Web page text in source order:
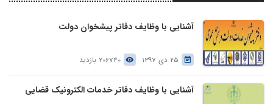
آشنایی با وظایف دفاتر پیشخوان دولت
25 دی 1397 206740 بازدید
آشنایی با وظایف دفاتر خدمات الکترونیک قضایی